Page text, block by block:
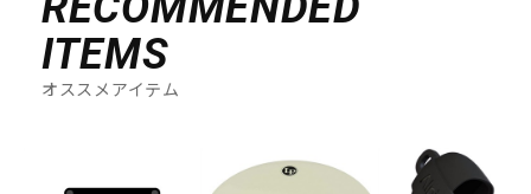
ITEMS
オススメアイテム